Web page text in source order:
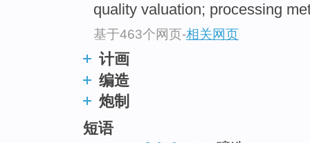
quality valuation; processing
基于463个网页-相关网页
计画
编造
炮制
短语